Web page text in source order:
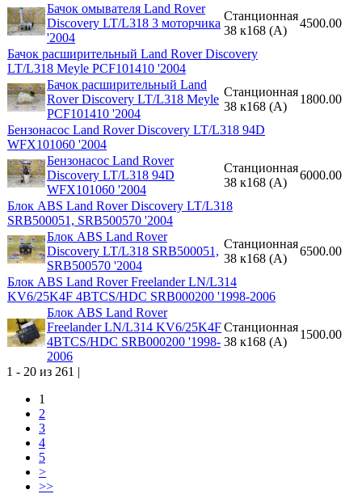
Бачок омывателя Land Rover
Discovery LT/L318 3 моторчика
'2004
Станционная
38 к168 (A)
4500.00
Бачок расширительный Land Rover Discovery
LT/L318 Meyle PCF101410 '2004
Бачок расширительный Land
Rover Discovery LT/L318 Meyle
PCF101410 '2004
Станционная
38 к168 (A)
1800.00
Бензонасос Land Rover Discovery LT/L318 94D
WFX101060 '2004
Бензонасос Land Rover
Discovery LT/L318 94D
WFX101060 '2004
Станционная
38 к168 (A)
6000.00
Блок ABS Land Rover Discovery LT/L318
SRB500051, SRB500570 '2004
Блок ABS Land Rover
Discovery LT/L318 SRB500051,
SRB500570 '2004
Станционная
38 к168 (A)
6500.00
Блок ABS Land Rover Freelander LN/L314
KV6/25K4F 4BTCS/HDC SRB000200 '1998-2006
Блок ABS Land Rover
Freelander LN/L314 KV6/25K4F
4BTCS/HDC SRB000200 '1998-
2006
Станционная
38 к168 (A)
1500.00
1 - 20 из 261 |
1
2
3
4
5
>
>>